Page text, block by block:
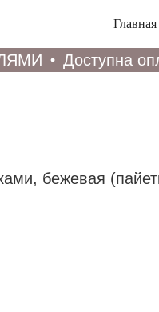
Главная
Доступна
бежевая